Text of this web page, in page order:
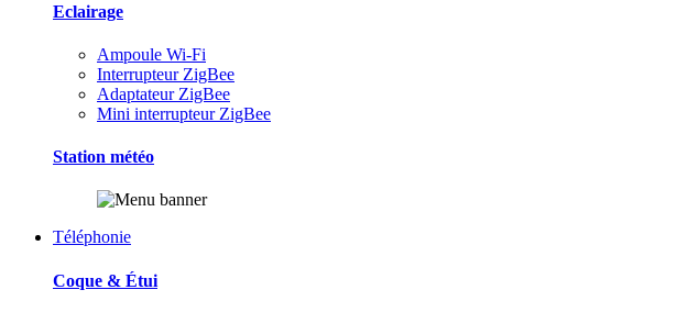
Eclairage
Ampoule Wi-Fi
Interrupteur ZigBee
Adaptateur ZigBee
Mini interrupteur ZigBee
Station météo
Téléphonie
Coque & Étui